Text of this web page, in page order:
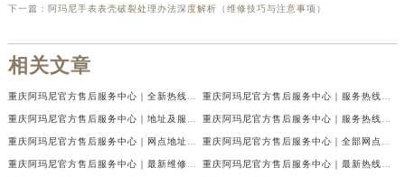
下一篇： 阿玛尼手表表壳破裂处理办法深度解析（维修技巧与注意事项）
相关文章